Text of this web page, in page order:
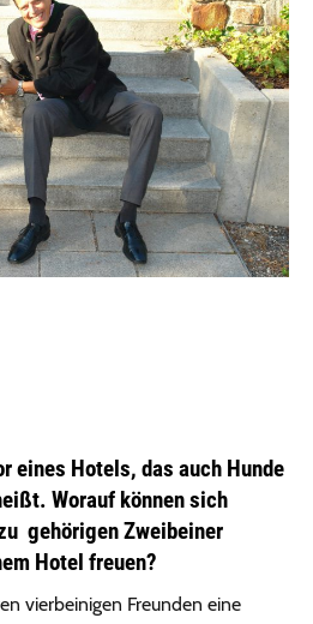
eines Hotels, das auch Hunde
Worauf können sich
gehörigen Zweibeiner
Hotel freuen?
vierbeinigen Freunden eine